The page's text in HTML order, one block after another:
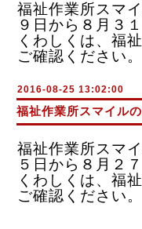
福祉作業所スマ
９日から８月３
くわしくは、福
ご確認ください。
2016-08-25 13:02:00
福祉作業所スマイル
福祉作業所スマ
５日から８月２
くわしくは、福
ご確認ください。